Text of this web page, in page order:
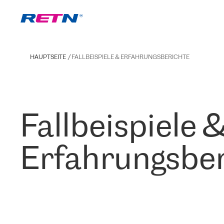
HAUPTSEITE FALLBEISPIELE & ERFAHRUNGSBERICHTE
Fallbeispiele